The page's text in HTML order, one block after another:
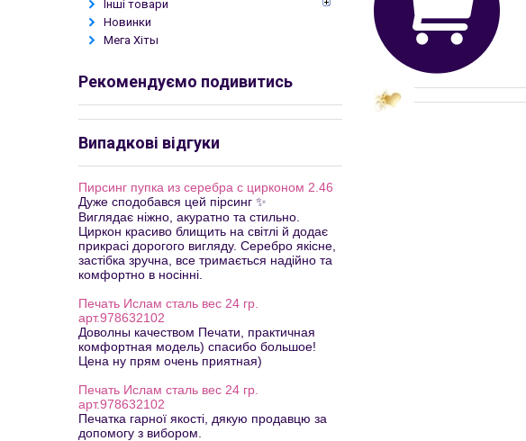
Інші товари
Новинки
Мега Хіты
Рекомендуємо подивитись
Випадкові відгуки
Пирсинг пупка из серебра с цирконом 2.46
Дуже сподобався цей пірсинг ✨
Виглядає ніжно, акуратно та стильно.
Циркон красиво блищить на світлі й додає
прикрасі дорогого вигляду. Серебро якісне,
застібка зручна, все тримається надійно та
комфортно в носінні.
Печать Ислам сталь вес 24 гр.
арт.978632102
Доволны качеством Печати, практичная
комфортная модель) спасибо большое!
Цена ну прям очень приятная)
Печать Ислам сталь вес 24 гр.
арт.978632102
Печатка гарної якості, дякую продавцю за
допомогу з вибором.